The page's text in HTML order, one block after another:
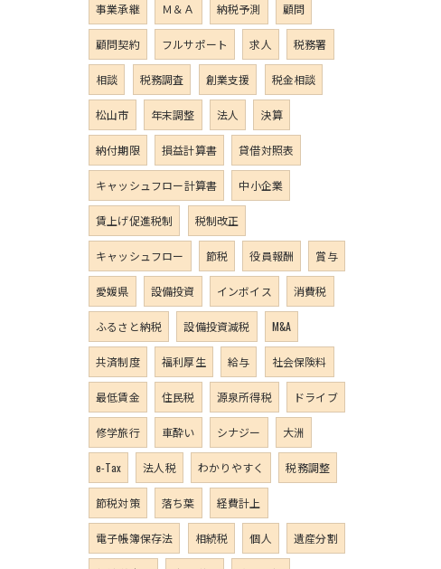
事業承継 Ｍ＆Ａ 納税予測 顧問
顧問契約 フルサポート 求人 税務署
相談 税務調査 創業支援 税金相談
松山市 年末調整 法人 決算
納付期限 損益計算書 貸借対照表
キャッシュフロー計算書 中小企業
賃上げ促進税制 税制改正
キャッシュフロー 節税 役員報酬 賞与
愛媛県 設備投資 インボイス 消費税
ふるさと納税 設備投資減税 M&A
共済制度 福利厚生 給与 社会保険料
最低賃金 住民税 源泉所得税 ドライブ
修学旅行 車酔い シナジー 大洲
e-Tax 法人税 わかりやすく 税務調整
節税対策 落ち葉 経費計上
電子帳簿保存法 相続税 個人 遺産分割